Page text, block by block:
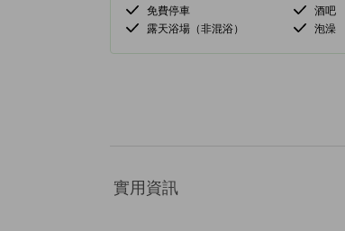
免費停車 酒吧
露天浴場（非混浴）
泡澡
實用資訊